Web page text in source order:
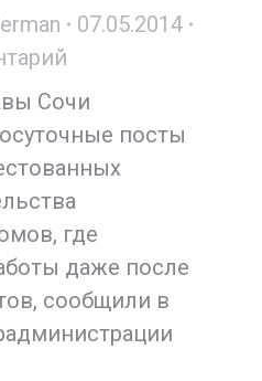
07.05.2014
Сочи
посты
где
даже после
сообщили в